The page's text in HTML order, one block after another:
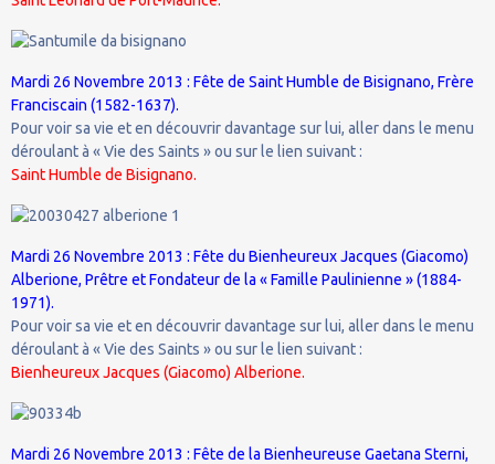
Mardi 26 Novembre 2013 : Fête de Saint Humble de Bisignano, Frère
Franciscain (1582-1637).
Pour voir sa vie et en découvrir davantage sur lui, aller dans le menu
déroulant à « Vie des Saints » ou sur le lien suivant :
Saint Humble de Bisignano.
Mardi 26 Novembre 2013 : Fête du Bienheureux Jacques (Giacomo)
Alberione, Prêtre et Fondateur de la « Famille Paulinienne » (1884-
1971).
Pour voir sa vie et en découvrir davantage sur lui, aller dans le menu
déroulant à « Vie des Saints » ou sur le lien suivant :
Bienheureux Jacques (Giacomo) Alberione.
Mardi 26 Novembre 2013 : Fête de la Bienheureuse Gaetana Sterni,